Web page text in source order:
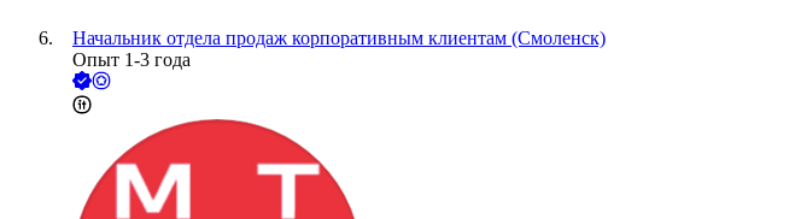
Начальник отдела продаж корпоративным клиентам (Смоленск)
Опыт 1-3 года